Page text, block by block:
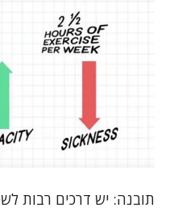
תובנה: יש דרכים רבות